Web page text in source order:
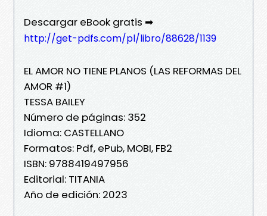
Descargar eBook gratis ➡
http://get-pdfs.com/pl/libro/88628/1139
EL AMOR NO TIENE PLANOS (LAS REFORMAS DEL
AMOR #1)
TESSA BAILEY
Número de páginas: 352
Idioma: CASTELLANO
Formatos: Pdf, ePub, MOBI, FB2
ISBN: 9788419497956
Editorial: TITANIA
Año de edición: 2023